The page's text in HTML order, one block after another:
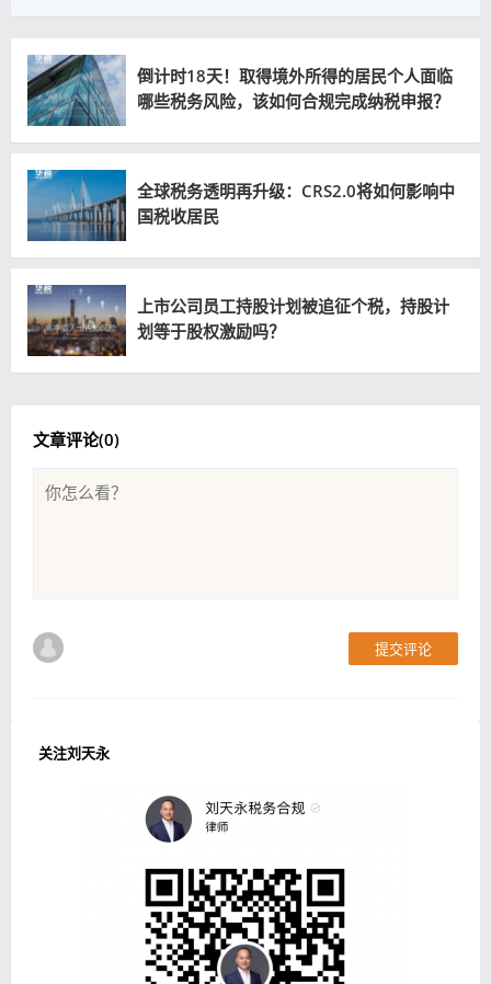
倒计时18天！取得境外所得的居民个人面临
哪些税务风险，该如何合规完成纳税申报？
全球税务透明再升级：CRS2.0将如何影响中
国税收居民
上市公司员工持股计划被追征个税，持股计
划等于股权激励吗？
文章评论(0)
提交评论
关注刘天永